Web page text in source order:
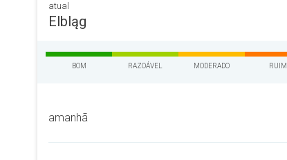
atual
Elbląg
BOM RAZOÁVEL MODERADO RUIM
amanhã